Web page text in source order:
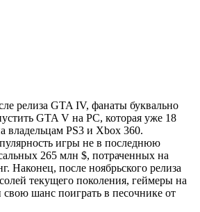
релиза GTA IV, фанаты буквально
GTA V на PC, которая уже 18
владельцам PS3 и Xbox 360.
игры не в последнюю
265 млн $, потраченных на
Наконец, после ноябрьского релиза
текущего поколения, геймеры на
шанс поиграть в песочнике от